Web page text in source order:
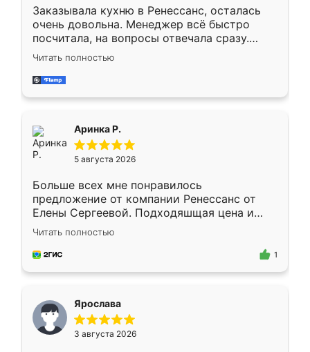
Заказывала кухню в Ренессанс, осталась
очень довольна. Менеджер всё быстро
посчитала, на вопросы отвечала сразу.
Замерщик приехал в субботу, подошёл к
делу со всей ответственностью. Собрали
за день, ребята работали аккуратно, даже
Читать полностью
Аринка Р.
5 августа 2026
Больше всех мне понравилось
предложение от компании Ренессанс от
Елены Сергеевой. Подходяшщая цена и
короткие сроки изготовления. Приехавший
для замера сотрудник Владислав
предложил по моему эскизу самый
Читать полностью
1
Ярослава
3 августа 2026